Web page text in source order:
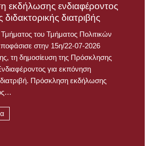
εκδήλωσης ενδιαφέροντος
διατριβής
του Τμήματος Πολιτικών
στην 15η/22-07-2026
τη δημοσίευση της Πρόσκλησης
για εκπόνηση
διατριβή. Πρόσκληση εκδήλωσης